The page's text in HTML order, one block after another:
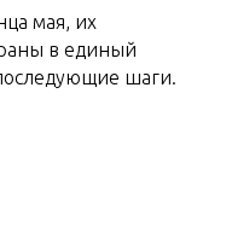
мая, их
в единый
шаги.